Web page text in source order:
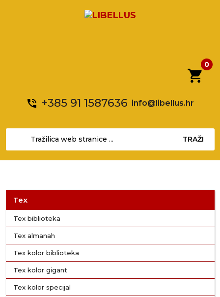
shopping_cart
0
phone_in_talk +385 91 1587636 info@libellus.hr
TRAŽI
Tex
Tex biblioteka
Tex almanah
Tex kolor biblioteka
Tex kolor gigant
Tex kolor specijal